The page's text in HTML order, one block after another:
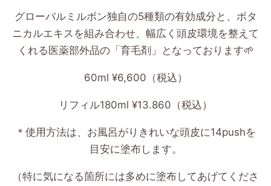
グローバルミルボン独自の5種類の有効成分と、ボタ
ニカルエキスを組み合わせ、幅広く頭皮環境を整えて
くれる医薬部外品の「育毛剤」となっております🌱
60ml ¥6,600（税込）
リフィル180ml ¥13.860（税込）
＊使用方法は、お風呂がりきれいな頭皮に14pushを
目安に塗布します。
（特に気になる箇所には多めに塗布してあげてくださ